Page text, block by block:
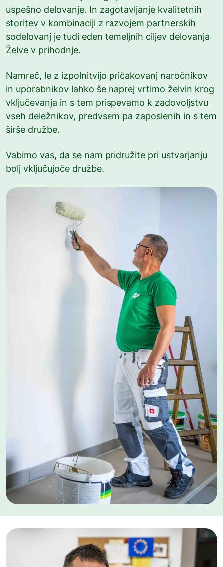
uspešno delovanje. In zagotavljanje kvalitetnih
storitev v kombinaciji z razvojem partnerskih
sodelovanj je tudi eden temeljnih ciljev delovanja
Želve v prihodnje.
Namreč, le z izpolnitvijo pričakovanj naročnikov
in uporabnikov lahko še naprej vrtimo želvin krog
vključevanja in s tem prispevamo k zadovoljstvu
vseh deležnikov, predvsem pa zaposlenih in s tem
širše družbe.
Vabimo vas, da se nam pridružite pri ustvarjanju
bolj vključujoče družbe.